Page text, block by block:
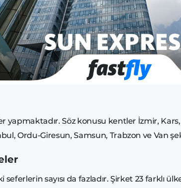
yapmaktadır. Söz konusu kentler İzmir,
Ordu-Giresun, Samsun, Trabzon ve Van
seferlerin sayısı da fazladır. Şirket 23 farklı